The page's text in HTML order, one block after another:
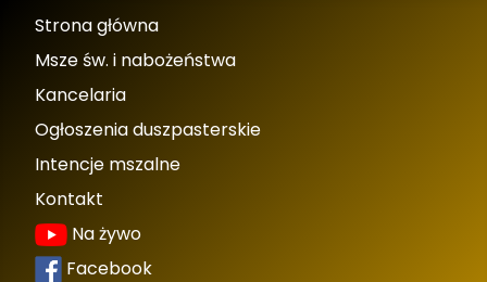
Strona główna
Msze św. i nabożeństwa
Kancelaria
Ogłoszenia duszpasterskie
Intencje mszalne
Kontakt
Na żywo
Facebook